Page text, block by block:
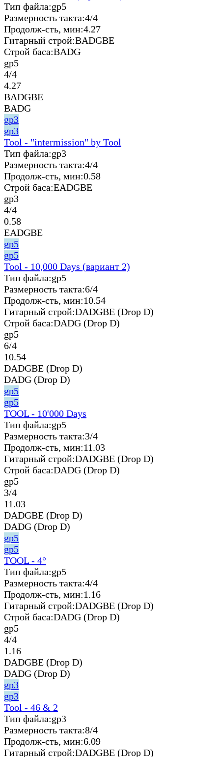
Тип файла:gp5
Размерность такта:4/4
Продолж-сть, мин:4.27
Гитарный строй:BADGBE
Строй баса:BADG
gp5
4/4
4.27
BADGBE
BADG
gp3
gp3
Tool - "intermission" by Tool
Тип файла:gp3
Размерность такта:4/4
Продолж-сть, мин:0.58
Строй баса:EADGBE
gp3
4/4
0.58
EADGBE
gp5
gp5
Tool - 10,000 Days (вариант 2)
Тип файла:gp5
Размерность такта:6/4
Продолж-сть, мин:10.54
Гитарный строй:DADGBE (Drop D)
Строй баса:DADG (Drop D)
gp5
6/4
10.54
DADGBE (Drop D)
DADG (Drop D)
gp5
gp5
TOOL - 10'000 Days
Тип файла:gp5
Размерность такта:3/4
Продолж-сть, мин:11.03
Гитарный строй:DADGBE (Drop D)
Строй баса:DADG (Drop D)
gp5
3/4
11.03
DADGBE (Drop D)
DADG (Drop D)
gp5
gp5
TOOL - 4°
Тип файла:gp5
Размерность такта:4/4
Продолж-сть, мин:1.16
Гитарный строй:DADGBE (Drop D)
Строй баса:DADG (Drop D)
gp5
4/4
1.16
DADGBE (Drop D)
DADG (Drop D)
gp3
gp3
Tool - 46 & 2
Тип файла:gp3
Размерность такта:8/4
Продолж-сть, мин:6.09
Гитарный строй:DADGBE (Drop D)